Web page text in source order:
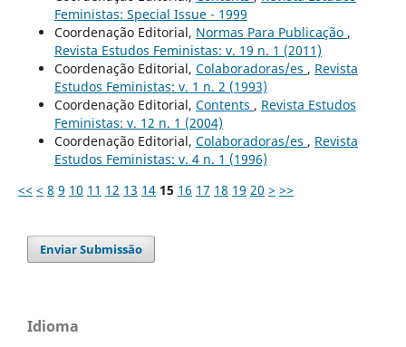
Feministas: Special Issue - 1999
Coordenação Editorial, Normas Para Publicação ,
Revista Estudos Feministas: v. 19 n. 1 (2011)
Coordenação Editorial, Colaboradoras/es , Revista
Estudos Feministas: v. 1 n. 2 (1993)
Coordenação Editorial, Contents , Revista Estudos
Feministas: v. 12 n. 1 (2004)
Coordenação Editorial, Colaboradoras/es , Revista
Estudos Feministas: v. 4 n. 1 (1996)
<< < 8 9 10 11 12 13 14 15 16 17 18 19 20 > >>
Enviar Submissão
Idioma